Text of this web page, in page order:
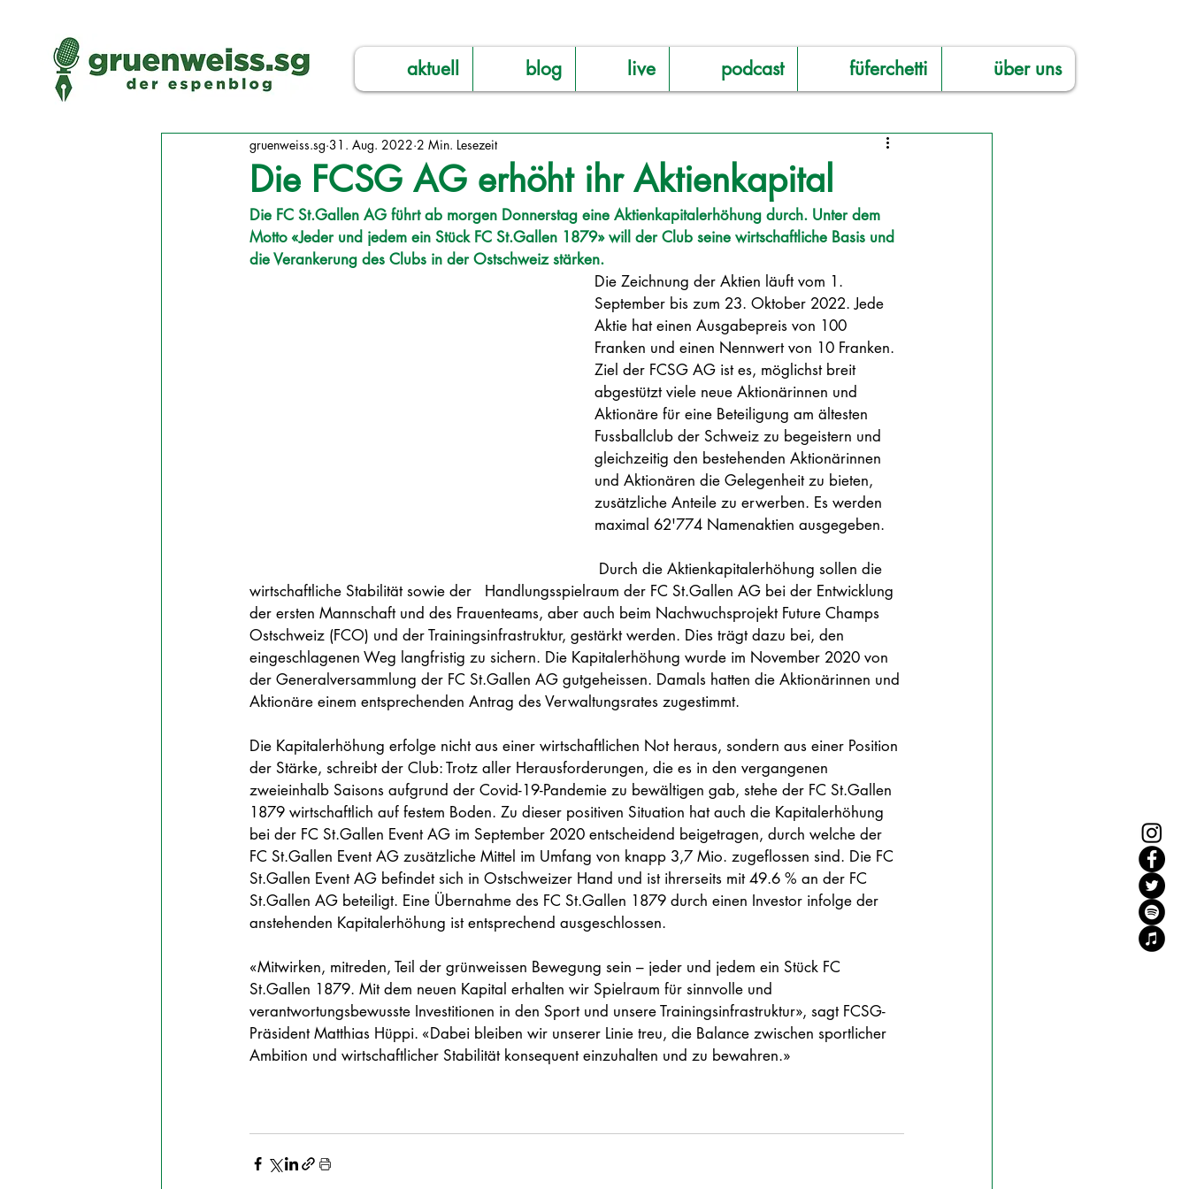
aktuell blog live podcast füferchetti über uns
Die FCSG AG erhöht ihr Aktienkapital
gruenweiss.sg 31. Aug. 2022 2 Min. Lesezeit
Die FC St.Gallen AG führt ab morgen Donnerstag eine Aktienkapitalerhöhung durch. Unter dem
Motto «Jeder und jedem ein Stück FC St.Gallen 1879» will der Club seine wirtschaftliche Basis und
die Verankerung des Clubs in der Ostschweiz stärken.
Die Zeichnung der Aktien läuft vom 1.
September bis zum 23. Oktober 2022. Jede
Aktie hat einen Ausgabepreis von 100
Franken und einen Nennwert von 10 Franken.
Ziel der FCSG AG ist es, möglichst breit
abgestützt viele neue Aktionärinnen und
Aktionäre für eine Beteiligung am ältesten
Fussballclub der Schweiz zu begeistern und
gleichzeitig den bestehenden Aktionärinnen
und Aktionären die Gelegenheit zu bieten,
zusätzliche Anteile zu erwerben. Es werden
maximal 62'774 Namenaktien ausgegeben.
wirtschaftliche Stabilität sowie der   Handlungsspielraum der FC St.Gallen AG bei der Entwicklung
der ersten Mannschaft und des Frauenteams, aber auch beim Nachwuchsprojekt Future Champs
Ostschweiz (FCO) und der Trainingsinfrastruktur, gestärkt werden. Dies trägt dazu bei, den
eingeschlagenen Weg langfristig zu sichern. Die Kapitalerhöhung wurde im November 2020 von
der Generalversammlung der FC St.Gallen AG gutgeheissen. Damals hatten die Aktionärinnen und
Aktionäre einem entsprechenden Antrag des Verwaltungsrates zugestimmt.
Die Kapitalerhöhung erfolge nicht aus einer wirtschaftlichen Not heraus, sondern aus einer Position
der Stärke, schreibt der Club: Trotz aller Herausforderungen, die es in den vergangenen
zweieinhalb Saisons aufgrund der Covid-19-Pandemie zu bewältigen gab, stehe der FC St.Gallen
1879 wirtschaftlich auf festem Boden. Zu dieser positiven Situation hat auch die Kapitalerhöhung
bei der FC St.Gallen Event AG im September 2020 entscheidend beigetragen, durch welche der
FC St.Gallen Event AG zusätzliche Mittel im Umfang von knapp 3,7 Mio. zugeflossen sind. Die FC
St.Gallen Event AG befindet sich in Ostschweizer Hand und ist ihrerseits mit 49.6 % an der FC
St.Gallen AG beteiligt. Eine Übernahme des FC St.Gallen 1879 durch einen Investor infolge der
anstehenden Kapitalerhöhung ist entsprechend ausgeschlossen.
«Mitwirken, mitreden, Teil der grünweissen Bewegung sein – jeder und jedem ein Stück FC
St.Gallen 1879. Mit dem neuen Kapital erhalten wir Spielraum für sinnvolle und
verantwortungsbewusste Investitionen in den Sport und unsere Trainingsinfrastruktur», sagt FCSG-
Präsident Matthias Hüppi. «Dabei bleiben wir unserer Linie treu, die Balance zwischen sportlicher
Ambition und wirtschaftlicher Stabilität konsequent einzuhalten und zu bewahren.»